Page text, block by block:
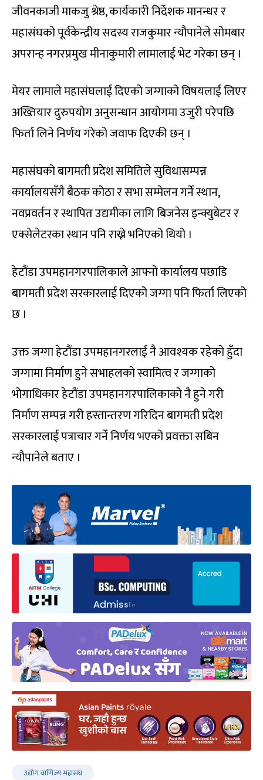
जीवनकाजी माकजु श्रेष्ठ, कार्यकारी निर्देशक मानन्धर र
महासंघको पूर्वकेन्द्रीय सदस्य राजकुमार न्यौपानेले सोमबार
अपरान्ह नगरप्रमुख मीनाकुमारी लामालाई भेट गरेका छन् ।
मेयर लामाले महासंघलाई दिएको जग्गाको विषयलाई लिएर
अख्तियार दुरुपयोग अनुसन्धान आयोगमा उजुरी परेपछि
फिर्ता लिने निर्णय गरेको जवाफ दिएकी छन् ।
महासंघको बागमती प्रदेश समितिले सुविधासम्पन्न
कार्यालयसँगै बैठक कोठा र सभा सम्मेलन गर्ने स्थान,
नवप्रवर्तन र स्थापित उद्यमीका लागि बिजनेस इन्क्युबेटर र
एक्सेलेटरका स्थान पनि राख्ने भनिएको थियो ।
हेटौंडा उपमहानगरपालिकाले आफ्नो कार्यालय पछाडि
बागमती प्रदेश सरकारलाई दिएको जग्गा पनि फिर्ता लिएको
छ ।
उक्त जग्गा हेटौंडा उपमहानगरलाई नै आवश्यक रहेको हुँदा
जग्गामा निर्माण हुने सभाहलको स्वामित्व र जग्गाको
भोगाधिकार हेटौंडा उपमहानगरपालिकाको नै हुने गरी
निर्माण सम्पन्न गरी हस्तान्तरण गरिदिन बागमती प्रदेश
सरकारलाई पत्राचार गर्ने निर्णय भएको प्रवक्ता सबिन
न्यौपानेले बताए ।
उद्योग वाणिज्य महासंघ